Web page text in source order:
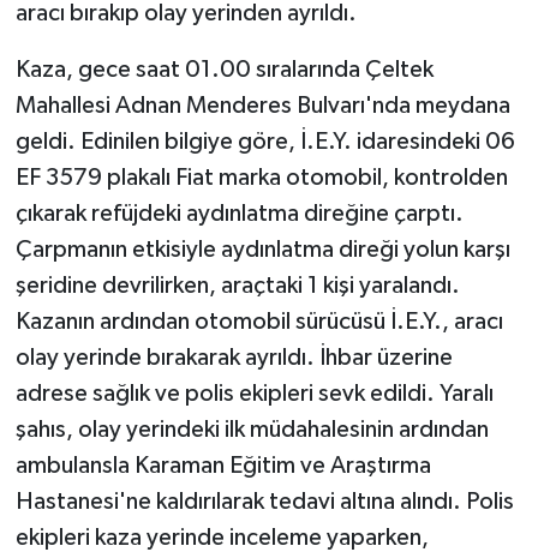
aracı bırakıp olay yerinden ayrıldı.
Kaza, gece saat 01.00 sıralarında Çeltek
Mahallesi Adnan Menderes Bulvarı'nda meydana
geldi. Edinilen bilgiye göre, İ.E.Y. idaresindeki 06
EF 3579 plakalı Fiat marka otomobil, kontrolden
çıkarak refüjdeki aydınlatma direğine çarptı.
Çarpmanın etkisiyle aydınlatma direği yolun karşı
şeridine devrilirken, araçtaki 1 kişi yaralandı.
Kazanın ardından otomobil sürücüsü İ.E.Y., aracı
olay yerinde bırakarak ayrıldı. İhbar üzerine
adrese sağlık ve polis ekipleri sevk edildi. Yaralı
şahıs, olay yerindeki ilk müdahalesinin ardından
ambulansla Karaman Eğitim ve Araştırma
Hastanesi'ne kaldırılarak tedavi altına alındı. Polis
ekipleri kaza yerinde inceleme yaparken,